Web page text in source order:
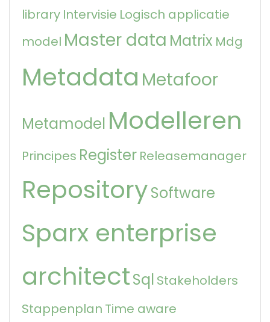
library Intervisie Logisch applicatie
model Master data Matrix Mdg
Metadata Metafoor
Metamodel Modelleren
Principes Register Releasemanager
RepositorySoftware
Sparx enterprise
architectSql Stakeholders
Stappenplan Time aware